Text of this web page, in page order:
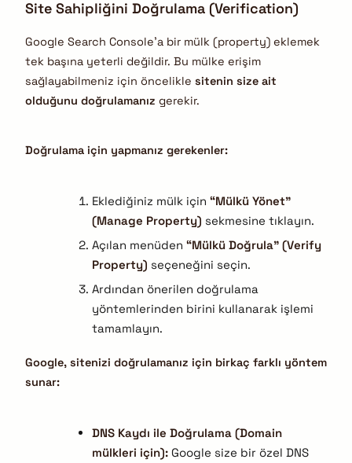
Site Sahipliğini Doğrulama (Verification)
Google Search Console’a bir mülk (property) eklemek
tek başına yeterli değildir. Bu mülke erişim
sağlayabilmeniz için öncelikle sitenin size ait
olduğunu doğrulamanız gerekir.
Doğrulama için yapmanız gerekenler:
Eklediğiniz mülk için “Mülkü Yönet”
(Manage Property) sekmesine tıklayın.
Açılan menüden “Mülkü Doğrula” (Verify
Property) seçeneğini seçin.
Ardından önerilen doğrulama
yöntemlerinden birini kullanarak işlemi
tamamlayın.
Google, sitenizi doğrulamanız için birkaç farklı yöntem
sunar:
DNS Kaydı ile Doğrulama (Domain
mülkleri için):Google size bir özel DNS